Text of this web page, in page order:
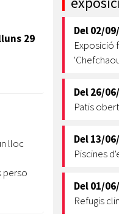
Ètica i
Retiment
Dades
Catàleg de
Entitats
Equipaments
Mercats
Webs Municipals
29
lloc
perso
Del02/
Exposició
Del26/
Patis
Del13/
Piscines
Del01/
Refugis